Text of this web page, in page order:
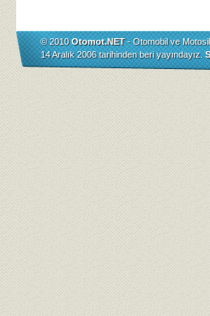
© 2010Otomot.NET- Otomobil ve
14 Aralık 2006 tarihinden beri yayındayız.